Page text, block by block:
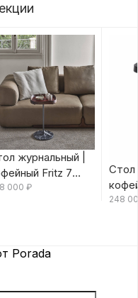
журнальный |
Fritz 7
Rosso
000 ₽
Стол
248
Porada